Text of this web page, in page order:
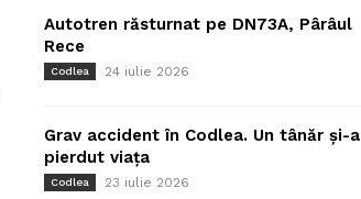
Autotren răsturnat pe DN73A, Pârâul
Rece
Codlea 24 iulie 2026
Grav accident în Codlea. Un tânăr și-a
pierdut viața
Codlea 23 iulie 2026